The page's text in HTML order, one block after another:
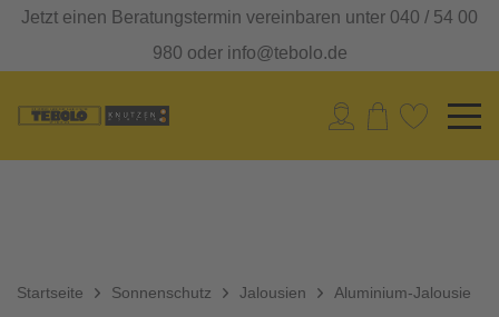
Jetzt einen Beratungstermin vereinbaren unter 040 / 54 00
980 oder info@tebolo.de
Startseite Sonnenschutz Jalousien Aluminium-Jalousie